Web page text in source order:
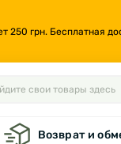
грн. Бесплатная
Возврат и